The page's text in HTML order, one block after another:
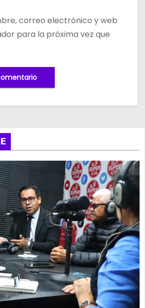
correo electrónico y web
para la próxima vez que